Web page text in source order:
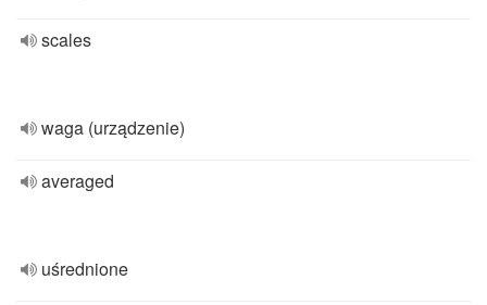
scales
waga (urządzenie)
averaged
uśrednione